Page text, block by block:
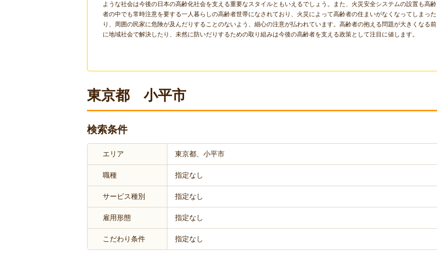
ような社会は今後の日本の高齢化社会を支える重要なスタイルともいえるでしょう。また、火災安全システムの設置も高齢
者の中でも常時注意を要する一人暮らしの高齢者世帯になされており、火災によって高齢者の住まいがなくなってしまった
り、周囲の民家に危険が及んだりすることのないよう、細心の注意が払われています。高齢者の抱える問題が大きくなる前
に地域社会で解決したり、未然に防いだりするための取り組みは今後の高齢者を支える政策として注目に値します。
東京都 小平市
検索条件
エリア 東京都、小平市
職種 指定なし
サービス種別 指定なし
雇用形態 指定なし
こだわり条件 指定なし